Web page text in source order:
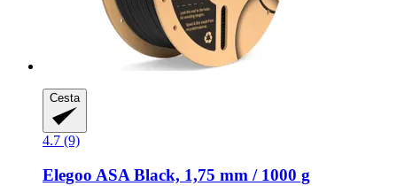
Cesta
4.7 (9)
Elegoo ASA Black, 1,75 mm / 1000 g